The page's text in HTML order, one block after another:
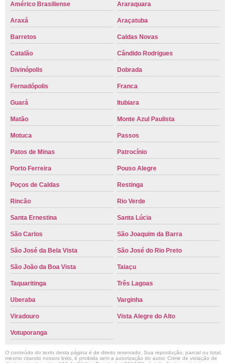
Américo Brasiliense
Araraquara
Araxá Araçatuba
Barretos Caldas Novas
Catalão Cândido Rodrigues
Divinópolis Dobrada
Fernadópolis Franca
Guará Itubiara
Matão Monte Azul Paulista
Motuca Passos
Patos de Minas Patrocínio
Porto Ferreira Pouso Alegre
Poços de Caldas Restinga
Rincão Rio Verde
Santa Ernestina Santa Lúcia
São Carlos São Joaquim da Barra
São José da Bela Vista São José do Rio Preto
São João da Boa Vista Taiaçu
Taquaritinga Três Lagoas
Uberaba Varginha
Viradouro Vista Alegre do Alto
Votuporanga
O conteúdo do texto desta página é de direito reservado. Sua reprodução, parcial ou total,
mesmo citando nossos links, é proibida sem a autorização do autor. Crime de violação de